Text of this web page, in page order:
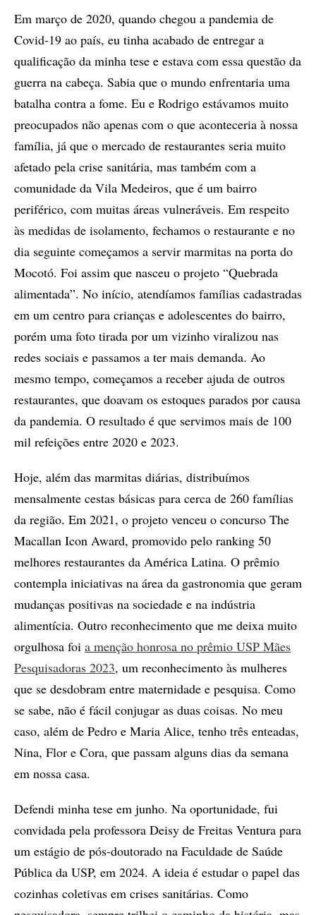
Em março de 2020, quando chegou a pandemia de
Covid-19 ao país, eu tinha acabado de entregar a
qualificação da minha tese e estava com essa questão da
guerra na cabeça. Sabia que o mundo enfrentaria uma
batalha contra a fome. Eu e Rodrigo estávamos muito
preocupados não apenas com o que aconteceria à nossa
família, já que o mercado de restaurantes seria muito
afetado pela crise sanitária, mas também com a
comunidade da Vila Medeiros, que é um bairro
periférico, com muitas áreas vulneráveis. Em respeito
às medidas de isolamento, fechamos o restaurante e no
dia seguinte começamos a servir marmitas na porta do
Mocotó. Foi assim que nasceu o projeto “Quebrada
alimentada”. No início, atendíamos famílias cadastradas
em um centro para crianças e adolescentes do bairro,
porém uma foto tirada por um vizinho viralizou nas
redes sociais e passamos a ter mais demanda. Ao
mesmo tempo, começamos a receber ajuda de outros
restaurantes, que doavam os estoques parados por causa
da pandemia. O resultado é que servimos mais de 100
mil refeições entre 2020 e 2023.
Hoje, além das marmitas diárias, distribuímos
mensalmente cestas básicas para cerca de 260 famílias
da região. Em 2021, o projeto venceu o concurso The
Macallan Icon Award, promovido pelo ranking 50
melhores restaurantes da América Latina. O prêmio
contempla iniciativas na área da gastronomia que geram
mudanças positivas na sociedade e na indústria
alimentícia. Outro reconhecimento que me deixa muito
orgulhosa foi a menção honrosa no prêmio USP Mães
Pesquisadoras 2023, um reconhecimento às mulheres
que se desdobram entre maternidade e pesquisa. Como
se sabe, não é fácil conjugar as duas coisas. No meu
caso, além de Pedro e Maria Alice, tenho três enteadas,
Nina, Flor e Cora, que passam alguns dias da semana
em nossa casa.
Defendi minha tese em junho. Na oportunidade, fui
convidada pela professora Deisy de Freitas Ventura para
um estágio de pós-doutorado na Faculdade de Saúde
Pública da USP, em 2024. A ideia é estudar o papel das
cozinhas coletivas em crises sanitárias. Como